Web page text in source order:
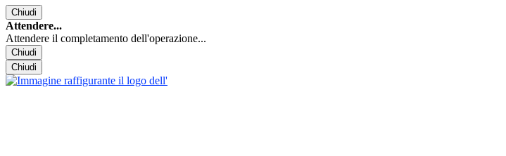
Chiudi
Attendere...
Attendere il completamento dell'operazione...
Chiudi
Chiudi